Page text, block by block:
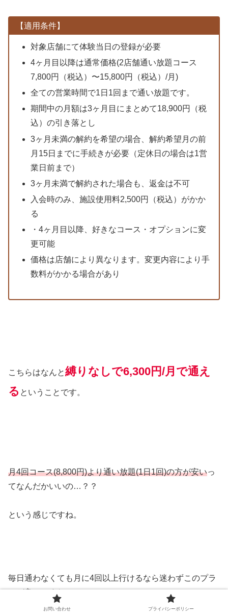
【適用条件】
対象店舗にて体験当日の登録が必要
4ヶ月目以降は通常価格(2店舗通い放題コース
7,800円（税込）〜15,800円（税込）/月)
全ての営業時間で1日1回まで通い放題です。
期間中の月額は3ヶ月目にまとめて18,900円（税
込）の引き落とし
3ヶ月未満の解約を希望の場合、解約希望月の前
月15日までに手続きが必要（定休日の場合は1営
業日前まで）
3ヶ月未満で解約された場合も、返金は不可
入会時のみ、施設使用料2,500円（税込）がかか
る
・4ヶ月目以降、好きなコース・オプションに変
更可能
価格は店舗により異なります。変更内容により手
数料がかかる場合があり
こちらはなんと縛りなしで6,300円/月で通え
る ということです。
月4回コース(8,800円)より通い放題(1日1回)の方が安いっ
てなんだかいいの…？？
という感じですね。
毎日通わなくても月に4回以上行けるなら迷わずこのプラ
ンが良いですね。
お問い合わせ プライバシーポリシー